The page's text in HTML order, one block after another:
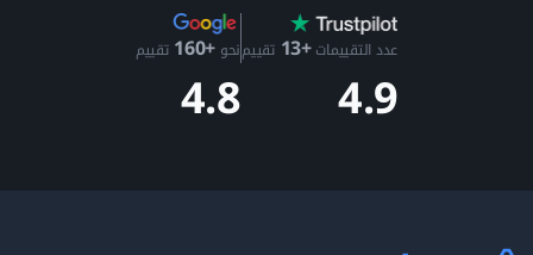
تم تصميم هذه الرافعة لتوفير حركة سلسة وتحكم دقيق. توفر
أنظمة مثل التحكم التناسبي والمنصة ذاتية الاستواء ونظام
استشعار حمولة المنصة تشغيلًا آمناً ودقيقاً أثناء العمل على
عدد التقييمات+13 تقييم
4.9
نحو +160 تقييم
4.8